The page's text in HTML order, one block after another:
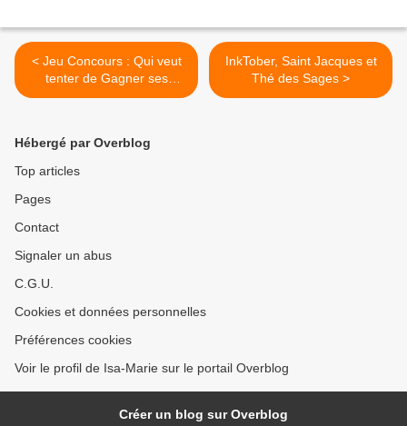
< Jeu Concours : Qui veut
tenter de Gagner ses
entrées Coupe File pour les
d'Avenir avec pour
Marraine Julie Andrieu ?
InkTober, Saint Jacques et
Thé des Sages >
Hébergé par Overblog
Top articles
Pages
Contact
Signaler un abus
C.G.U.
Cookies et données personnelles
Préférences cookies
Voir le profil de Isa-Marie sur le portail Overblog
Créer un blog sur Overblog